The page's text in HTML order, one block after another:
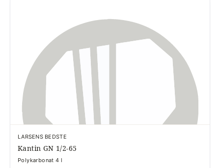
LARSENS BEDSTE
Kantin GN 1/2-65
Polykarbonat 4 l